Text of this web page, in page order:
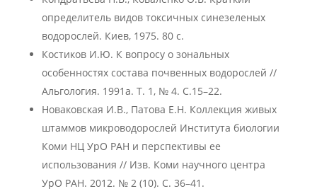
определитель видов токсичных синезеленых
водорослей. Киев, 1975. 80 с.
Костиков И.Ю. К вопросу о зональных
особенностях состава почвенных водорослей //
Альгология. 1991а. Т. 1, № 4. С.15–22.
Новаковская И.В., Патова Е.Н. Коллекция живых
штаммов микроводорослей Института биологии
Коми НЦ УрО РАН и перспективы ее
использования // Изв. Коми научного центра
УрО РАН. 2012. № 2 (10). С. 36–41.